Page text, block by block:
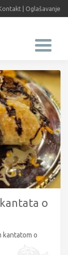
Oglašavanje
o
kantatom o